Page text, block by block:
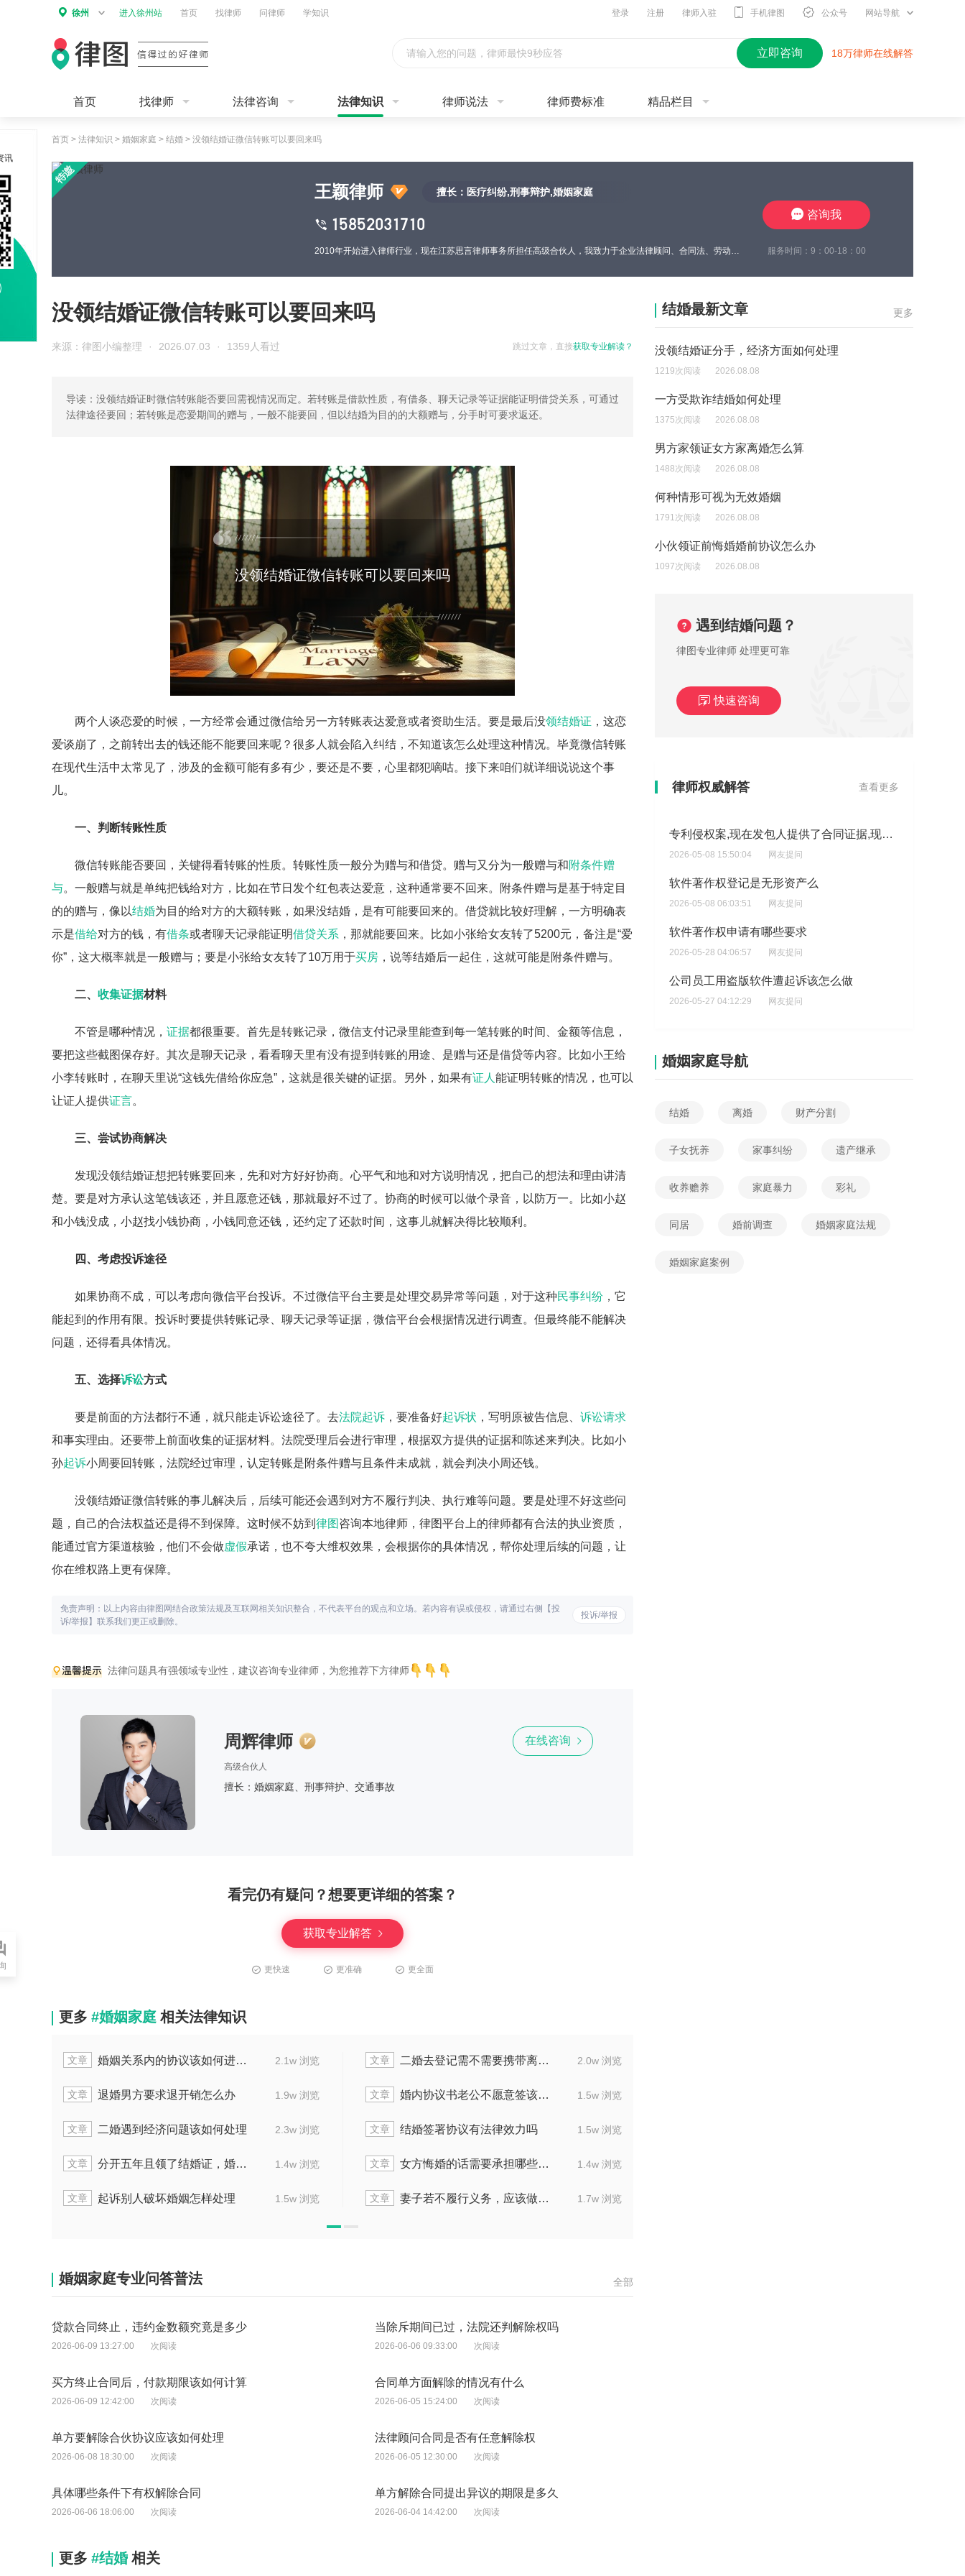
徐州 进入徐州站 首页 找律师 问律师 学知识 登录 注册 律师入驻 手机律图 公众号 网站导航
请输入您的问题，律师最快9秒应答 立即咨询 18万律师在线解答
首页 找律师 法律咨询 法律知识 律师说法 律师费标准 精品栏目
首页 > 法律知识 > 婚姻家庭 > 结婚 > 没领结婚证微信转账可以要回来吗
王颖律师 擅长：医疗纠纷,刑事辩护,婚姻家庭
15852031710
2010年开始进入律师行业，现在江苏思言律师事务所担任高级合伙人，我致力于企业法律顾问、合同法、劳动纠纷、工伤待遇赔偿、交通事故与保险合同研究、婚姻家事传承研究。至今累计承办1700余起案件，成功地维护了众多当事人的合法权益，取得了一系列出色的成绩，赢得了广大当事人的充分信赖及肯定。我在2024年10月份被评定为三级律师职称，我将继续要求自己勤勉尽责，注重熏陶品行与职业道德修养，为委托人提供了高效 服务时间：9：00-18：00
咨询我
没领结婚证微信转账可以要回来吗
跳过文章，直接获取专业解读？
来源：律图小编整理 · 2026.07.03 · 1359人看过
导读：没领结婚证时微信转账能否要回需视情况而定。若转账是借款性质，有借条、聊天记录等证据能证明借贷关系，可通过
法律途径要回；若转账是恋爱期间的赠与，一般不能要回，但以结婚为目的的大额赠与，分手时可要求返还。
没领结婚证微信转账可以要回来吗
两个人谈恋爱的时候，一方经常会通过微信给另一方转账表达爱意或者资助生活。要是最后没领结婚证 ，这恋
爱谈崩了，之前转出去的钱还能不能要回来呢？很多人就会陷入纠结，不知道该怎么处理这种情况。毕竟微信转账
在现代生活中太常见了，涉及的金额可能有多有少，要还是不要，心里都犯嘀咕。接下来咱们就详细说说这个事
儿。
一、判断转账性质
微信转账能否要回，关键得看转账的性质。转账性质一般分为赠与和借贷。赠与又分为一般赠与和附条件赠
与。一般赠与就是单纯把钱给对方，比如在节日发个红包表达爱意，这种通常要不回来。附条件赠与是基于特定目
的的赠与，像以结婚为目的给对方的大额转账，如果没结婚，是有可能要回来的。借贷就比较好理解，一方明确表
示是借给对方的钱，有借条或者聊天记录能证明借贷关系 ，那就能要回来。比如小张给女友转了5200元，备注是“爱
你”，这大概率就是一般赠与；要是小张给女友转了10万用于买房 ，说等结婚后一起住，这就可能是附条件赠与。
二、 收集证据材料
不管是哪种情况， 证据都很重要。首先是转账记录，微信支付记录里能查到每一笔转账的时间、金额等信息，
要把这些截图保存好。其次是聊天记录，看看聊天里有没有提到转账的用途、是赠与还是借贷等内容。比如小王给
小李转账时，在聊天里说“这钱先借给你应急”，这就是很关键的证据。另外，如果有证人 能证明转账的情况，也可以
让证人提供证言。
三、尝试协商解决
发现没领结婚证想把转账要回来，先和对方好好协商。心平气和地和对方说明情况，把自己的想法和理由讲清
楚。要是对方承认这笔钱该还，并且愿意还钱，那就最好不过了。协商的时候可以做个录音，以防万一。比如小赵
和小钱没成，小赵找小钱协商，小钱同意还钱，还约定了还款时间，这事儿就解决得比较顺利。
四、考虑投诉途径
如果协商不成，可以考虑向微信平台投诉。不过微信平台主要是处理交易异常等问题，对于这种民事纠纷 ，它
能起到的作用有限。投诉时要提供转账记录、聊天记录等证据，微信平台会根据情况进行调查。但最终能不能解决
问题，还得看具体情况。
五、选择诉讼方式
要是前面的方法都行不通，就只能走诉讼途径了。去法院起诉 ，要准备好起诉状 ，写明原被告信息、 诉讼请求
和事实理由。还要带上前面收集的证据材料。法院受理后会进行审理，根据双方提供的证据和陈述来判决。比如小
孙起诉小周要回转账，法院经过审理，认定转账是附条件赠与且条件未成就，就会判决小周还钱。
没领结婚证微信转账的事儿解决后，后续可能还会遇到对方不履行判决、执行难等问题。要是处理不好这些问
题，自己的合法权益还是得不到保障。这时候不妨到 律图 咨询本地律师，律图平台上的律师都有合法的执业资质，
能通过官方渠道核验，他们不会做虚假承诺，也不夸大维权效果，会根据你的具体情况，帮你处理后续的问题，让
你在维权路上更有保障。
投诉/举报
免责声明：以上内容由律图网结合政策法规及互联网相关知识整合，不代表平台的观点和立场。若内容有误或侵权，请通过右侧【投
诉/举报】联系我们更正或删除。
法律问题具有强领域专业性，建议咨询专业律师，为您推荐下方律师
周辉律师
高级合伙人
擅长：婚姻家庭、刑事辩护、交通事故
在线咨询
看完仍有疑问？想要更详细的答案？
获取专业解答
更快速 更准确 更全面
更多 #婚姻家庭 相关法律知识
2.1w 浏览
婚姻关系内的协议该如何进行撤销 2.0w 浏览
二婚去登记需不需要携带离婚证
1.9w 浏览
退婚男方要求退开销怎么办 1.5w 浏览
婚内协议书老公不愿意签该怎么办
2.3w 浏览
二婚遇到经济问题该如何处理 1.5w 浏览
结婚签署协议有法律效力吗
1.4w 浏览
分开五年且领了结婚证，婚姻还有效吗 1.4w 浏览
女方悔婚的话需要承担哪些责任
1.5w 浏览
起诉别人破坏婚姻怎样处理 1.7w 浏览
妻子若不履行义务，应该做些什么
婚姻家庭专业问答普法 全部
贷款合同终止，违约金数额究竟是多少
2026-06-09 13:27:00 次阅读
买方终止合同后，付款期限该如何计算
2026-06-09 12:42:00 次阅读
单方要解除合伙协议应该如何处理
2026-06-08 18:30:00 次阅读
具体哪些条件下有权解除合同
2026-06-06 18:06:00 次阅读
当除斥期间已过，法院还判解除权吗
2026-06-06 09:33:00 次阅读
合同单方面解除的情况有什么
2026-06-05 15:24:00 次阅读
法律顾问合同是否有任意解除权
2026-06-05 12:30:00 次阅读
单方解除合同提出异议的期限是多久
2026-06-04 14:42:00 次阅读
更多 #结婚 相关
更多
结婚最新文章
没领结婚证分手，经济方面如何处理
1219次阅读 2026.08.08
一方受欺诈结婚如何处理
1375次阅读 2026.08.08
男方家领证女方家离婚怎么算
1488次阅读 2026.08.08
何种情形可视为无效婚姻
1791次阅读 2026.08.08
小伙领证前悔婚婚前协议怎么办
1097次阅读 2026.08.08
遇到结婚问题？
律图专业律师 处理更可靠
快速咨询
律师权威解答 查看更多
软件著作权的著作权人可以有几个人
专利侵权案,现在发包人提供了合同证据,现在原告是告我们公司和承包两家公司（承包是在我们公司采购的灯具）专利是在2021年3月6日失效?
2026-05-08 15:50:04 网友提问
软件著作权登记是无形资产么
2026-05-08 06:03:51 网友提问
软件著作权申请有哪些要求
2026-05-28 04:06:57 网友提问
公司员工用盗版软件遭起诉该怎么做
2026-05-27 04:12:29 网友提问
婚姻家庭导航
结婚 离婚 财产分割
子女抚养 家事纠纷 遗产继承
收养赡养 家庭暴力 彩礼
同居 婚前调查 婚姻家庭法规
婚姻家庭案例
讯